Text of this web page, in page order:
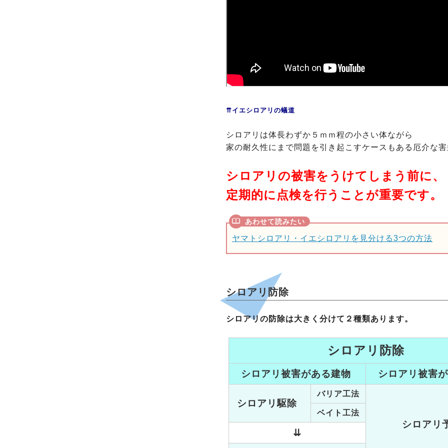
⇈イエシロアリの蟻道
シロアリは体長わずか５ｍｍ程の小さい体ながら
家の耐久性にまで問題を引き起こすケースもある厄介な
シロアリの被害をうけてしまう前に、
定期的に点検を行うことが重要です。
ヤマトシロアリ・イエシロアリを見分ける3つの方法
シロアリ防除
シロアリの防除は大きく分けて２種類あります。
シロアリ防除
シロアリ被害がある建物 シロアリ被害
シロアリ駆除
バリア工法
シロアリ
ベイト工法
⇊